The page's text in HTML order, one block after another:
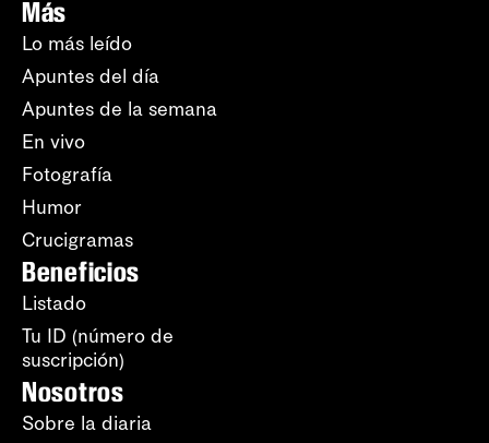
Más
Lo más leído
Apuntes del día
Apuntes de la semana
En vivo
Fotografía
Humor
Crucigramas
Beneficios
Listado
Tu ID (número de
suscripción)
Nosotros
Sobre la diaria